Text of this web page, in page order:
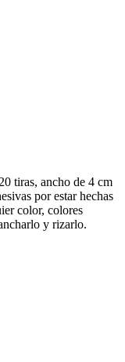
tiras, ancho de 4 cm
por estar hechas
color, colores
y rizarlo.